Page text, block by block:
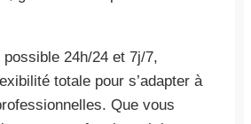
possible 24h/24 et 7j/7,
totale pour s’adapter à
Que vous